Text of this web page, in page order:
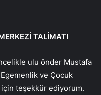
TALİMATI
ulu önder Mustafa
ve Çocuk
için teşekkür ediyorum.